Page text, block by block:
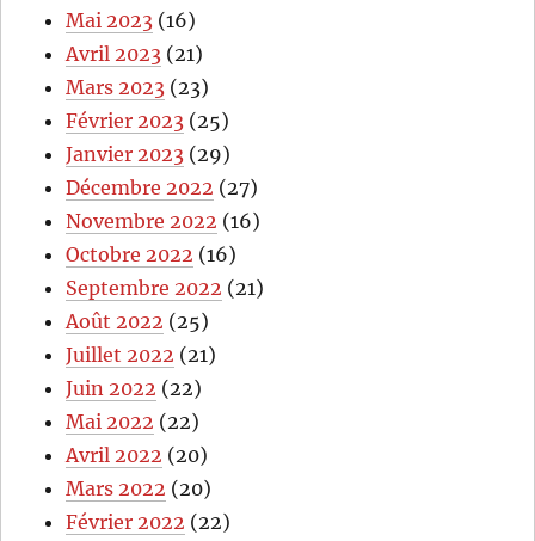
Mai 2023 (16)
Avril 2023 (21)
Mars 2023 (23)
Février 2023 (25)
Janvier 2023 (29)
Décembre 2022 (27)
Novembre 2022 (16)
Octobre 2022 (16)
Septembre 2022 (21)
Août 2022 (25)
Juillet 2022 (21)
Juin 2022 (22)
Mai 2022 (22)
Avril 2022 (20)
Mars 2022 (20)
Février 2022 (22)